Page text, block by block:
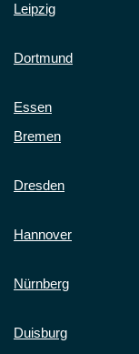
Leipzig
Dortmund
Essen
Bremen
Dresden
Hannover
Nürnberg
Duisburg